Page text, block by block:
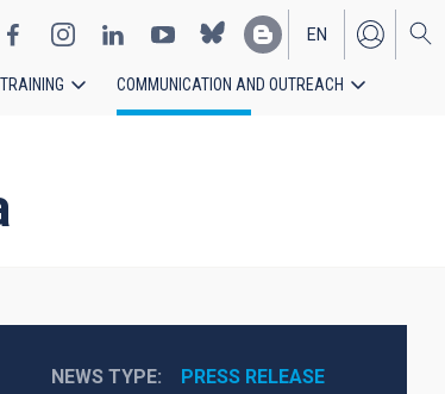
EN
ES
COMMUNICATION AND OUTREACH
NEWS TYPE PRESS RELEASE